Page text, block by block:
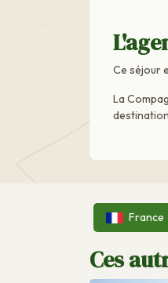
Ce séjour
La
France
Ces